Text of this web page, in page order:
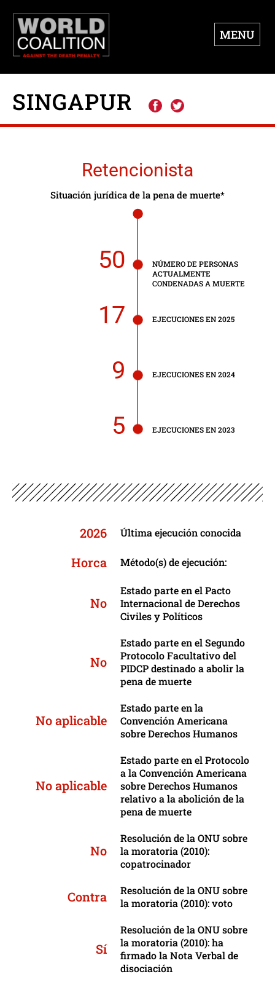
MENU
SINGAPUR
Retencionista
Situación jurídica de la pena de muerte*
50
NÚMERO DE PERSONAS
ACTUALMENTE
CONDENADAS A MUERTE
17 EJECUCIONES EN 2025
9 EJECUCIONES EN 2024
5 EJECUCIONES EN 2023
2026 Última ejecución conocida
Horca Método(s) de ejecución:
No
Estado parte en el Pacto
Internacional de Derechos
Civiles y Políticos
No
Estado parte en el Segundo
Protocolo Facultativo del
PIDCP destinado a abolir la
pena de muerte
No aplicable
Estado parte en la
Convención Americana
sobre Derechos Humanos
No aplicable
Estado parte en el Protocolo
a la Convención Americana
sobre Derechos Humanos
relativo a la abolición de la
pena de muerte
No
Resolución de la ONU sobre
la moratoria (2010):
copatrocinador
Contra
Resolución de la ONU sobre
la moratoria (2010): voto
Sí
Resolución de la ONU sobre
la moratoria (2010): ha
firmado la Nota Verbal de
disociación